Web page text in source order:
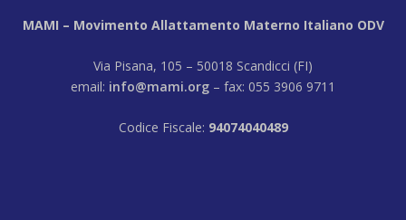
MAMI – Movimento Allattamento Materno Italiano ODV
Via Pisana, 105 – 50018 Scandicci (FI)
email: info@mami.org – fax: 055 3906 9711
Codice Fiscale: 94074040489